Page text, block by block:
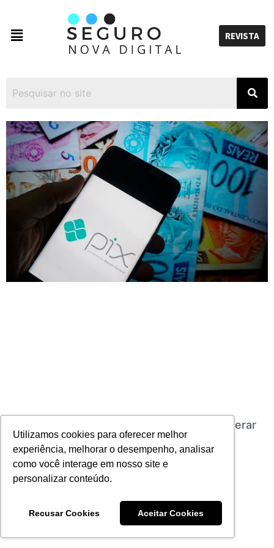
Utilizamos cookies para oferecer melhor
experiência, melhorar o desempenho, analisar
como você interage em nosso site e
personalizar conteúdo.
Recusar Cookies Aceitar Cookies
REVISTA
Instituições criam o ‘Seguro Pix’ para recuperar
valores de transações indevidas
03/11/2021 Nenhum comentário
Leia mais